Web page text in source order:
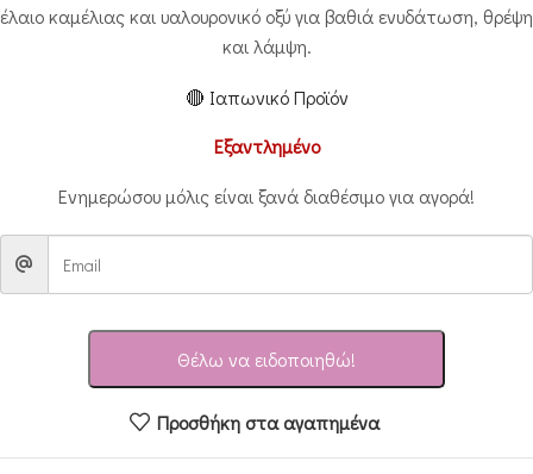
έλαιο καμέλιας και υαλουρονικό οξύ για βαθιά ενυδάτωση, θρέψη
και λάμψη.
🔴 Ιαπωνικό Προϊόν
Εξαντλημένο
Ενημερώσου μόλις είναι ξανά διαθέσιμο για αγορά!
Θέλω να ειδοποιηθώ!
Προσθήκη στα αγαπημένα